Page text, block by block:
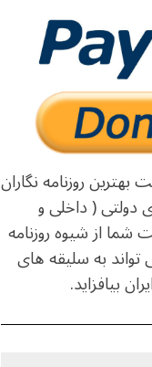
روزنامه نگاران
( داخلی و
از شیوه روزنامه
تواند به سلیقه های
بیافزاید.